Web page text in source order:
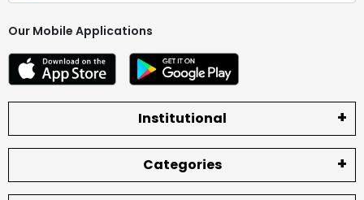
Our Mobile Applications
Institutional
Categories